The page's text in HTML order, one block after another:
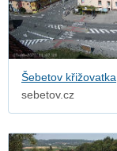
Šebetov křižovatka
sebetov.cz